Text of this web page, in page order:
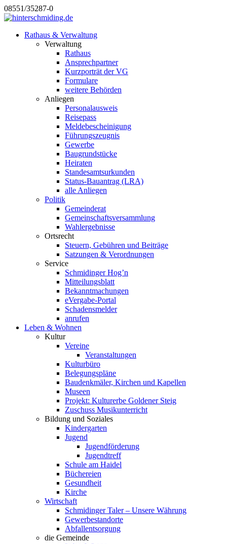
08551/35287-0
Rathaus & Verwaltung
Verwaltung
Rathaus
Ansprechpartner
Kurzporträt der VG
Formulare
weitere Behörden
Anliegen
Personalausweis
Reisepass
Meldebescheinigung
Führungszeugnis
Gewerbe
Baugrundstücke
Heiraten
Standesamtsurkunden
Status-Bauantrag (LRA)
alle Anliegen
Politik
Gemeinderat
Gemeinschaftsversammlung
Wahlergebnisse
Ortsrecht
Steuern, Gebühren und Beiträge
Satzungen & Verordnungen
Service
Schmidinger Hog’n
Mitteilungsblatt
Bekanntmachungen
eVergabe-Portal
Schadensmelder
anrufen
Leben & Wohnen
Kultur
Vereine
Veranstaltungen
Kulturbüro
Belegungspläne
Baudenkmäler, Kirchen und Kapellen
Museen
Projekt: Kulturerbe Goldener Steig
Zuschuss Musikunterricht
Bildung und Soziales
Kindergarten
Jugend
Jugendförderung
Jugendtreff
Schule am Haidel
Büchereien
Gesundheit
Kirche
Wirtschaft
Schmidinger Taler – Unsere Währung
Gewerbestandorte
Abfallentsorgung
die Gemeinde